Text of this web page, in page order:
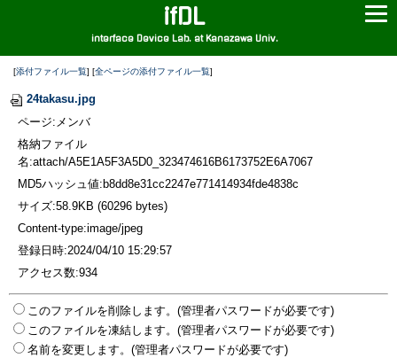
ifDL
interface Device Lab. at Kanazawa Univ.
[添付ファイル一覧] [全ページの添付ファイル一覧]
24takasu.jpg
ページ:メンバ
格納ファイル
名:attach/A5E1A5F3A5D0_323474616B6173752E6A7067
MD5ハッシュ値:b8dd8e31cc2247e771414934fde4838c
サイズ:58.9KB (60296 bytes)
Content-type:image/jpeg
登録日時:2024/04/10 15:29:57
アクセス数:934
このファイルを削除します。(管理者パスワードが必要です)
このファイルを凍結します。(管理者パスワードが必要です)
名前を変更します。(管理者パスワードが必要です)